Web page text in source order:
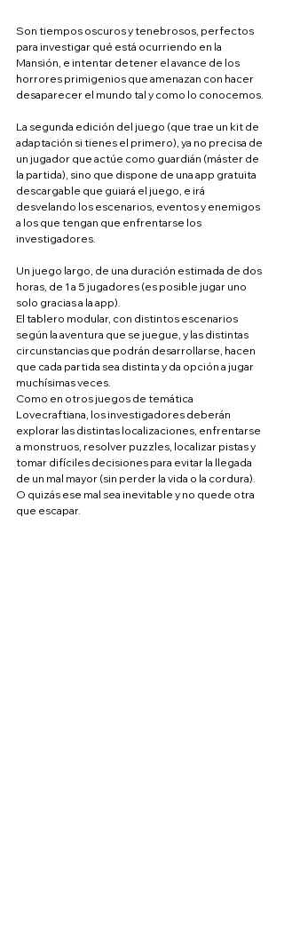
Son tiempos oscuros y tenebrosos, perfectos
para investigar qué está ocurriendo en la
Mansión, e intentar detener el avance de los
horrores primigenios que amenazan con hacer
desaparecer el mundo tal y como lo conocemos.
La segunda edición del juego (que trae un kit de
adaptación si tienes el primero), ya no precisa de
un jugador que actúe como guardián (máster de
la partida), sino que dispone de una app gratuita
descargable que guiará el juego, e irá
desvelando los escenarios, eventos y enemigos
a los que tengan que enfrentarse los
investigadores.
Un juego largo, de una duración estimada de dos
horas, de 1 a 5 jugadores (es posible jugar uno
solo gracias a la app).
El tablero modular, con distintos escenarios
según la aventura que se juegue, y las distintas
circunstancias que podrán desarrollarse, hacen
que cada partida sea distinta y da opción a jugar
muchísimas veces.
Como en otros juegos de temática
Lovecraftiana, los investigadores deberán
explorar las distintas localizaciones, enfrentarse
a monstruos, resolver puzzles, localizar pistas y
tomar difíciles decisiones para evitar la llegada
de un mal mayor (sin perder la vida o la cordura).
O quizás ese mal sea inevitable y no quede otra
que escapar.